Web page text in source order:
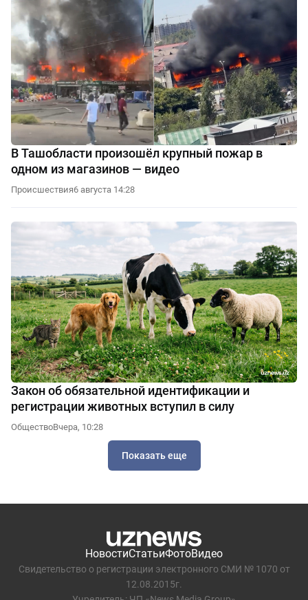
В Ташобласти произошёл крупный пожар в
одном из магазинов — видео
Происшествия6 августа 14:28
Закон об обязательной идентификации и
регистрации животных вступил в силу
ОбществоВчера, 10:28
Показать еще
НовостиСтатьиФотоВидео
Свидетельство о регистрации электронного СМИ № 1070 от
12.08.2015г.